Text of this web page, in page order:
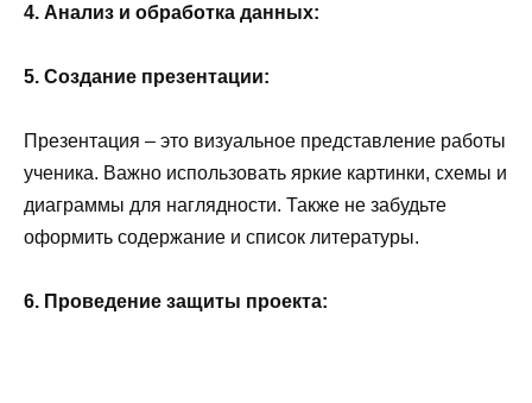
4. Анализ и обработка данных:
5. Создание презентации:
Презентация – это визуальное представление работы
ученика. Важно использовать яркие картинки, схемы и
диаграммы для наглядности. Также не забудьте
оформить содержание и список литературы.
6. Проведение защиты проекта: